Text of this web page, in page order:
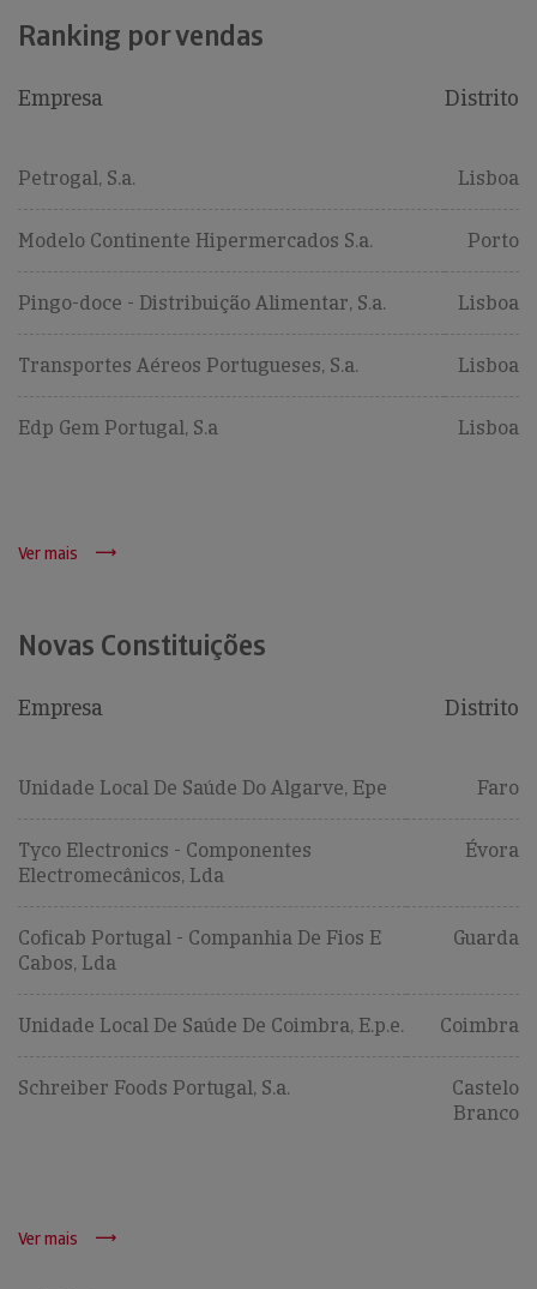
Ranking por vendas
Empresa Distrito
Petrogal, S.a. Lisboa
Modelo Continente Hipermercados S.a. Porto
Pingo-doce - Distribuição Alimentar, S.a. Lisboa
Transportes Aéreos Portugueses, S.a. Lisboa
Edp Gem Portugal, S.a Lisboa
Ver mais
Novas Constituições
Empresa Distrito
Unidade Local De Saúde Do Algarve, Epe Faro
Tyco Electronics - Componentes
Electromecânicos, Lda
Évora
Coficab Portugal - Companhia De Fios E
Cabos, Lda
Guarda
Unidade Local De Saúde De Coimbra, E.p.e. Coimbra
Schreiber Foods Portugal, S.a.
Castelo
Branco
Ver mais